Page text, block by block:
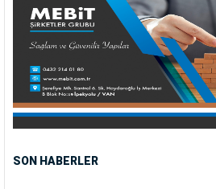
SON HABERLER